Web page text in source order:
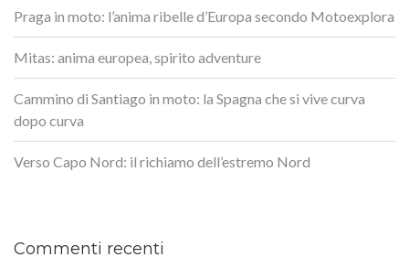
Praga in moto: l’anima ribelle d’Europa secondo Motoexplora
Mitas: anima europea, spirito adventure
Cammino di Santiago in moto: la Spagna che si vive curva
dopo curva
Verso Capo Nord: il richiamo dell’estremo Nord
Commenti recenti